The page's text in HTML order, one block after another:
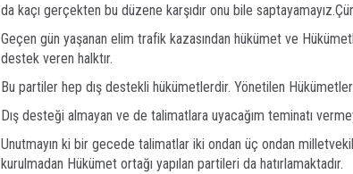
da kaçı gerçekten bu düzene karşıdır onu bile
Geçen gün yaşanan elim trafik kazasından hükümet ve
destek veren halktır.
Bu partiler hep dış destekli hükümetlerdir. Yönetilen
Dış desteği almayan ve de talimatlara uyacağım teminatı
Unutmayın ki bir gecede talimatlar iki ondan üç ondan
kurulmadan Hükümet ortağı yapılan partileri da hatırlamaktadır.